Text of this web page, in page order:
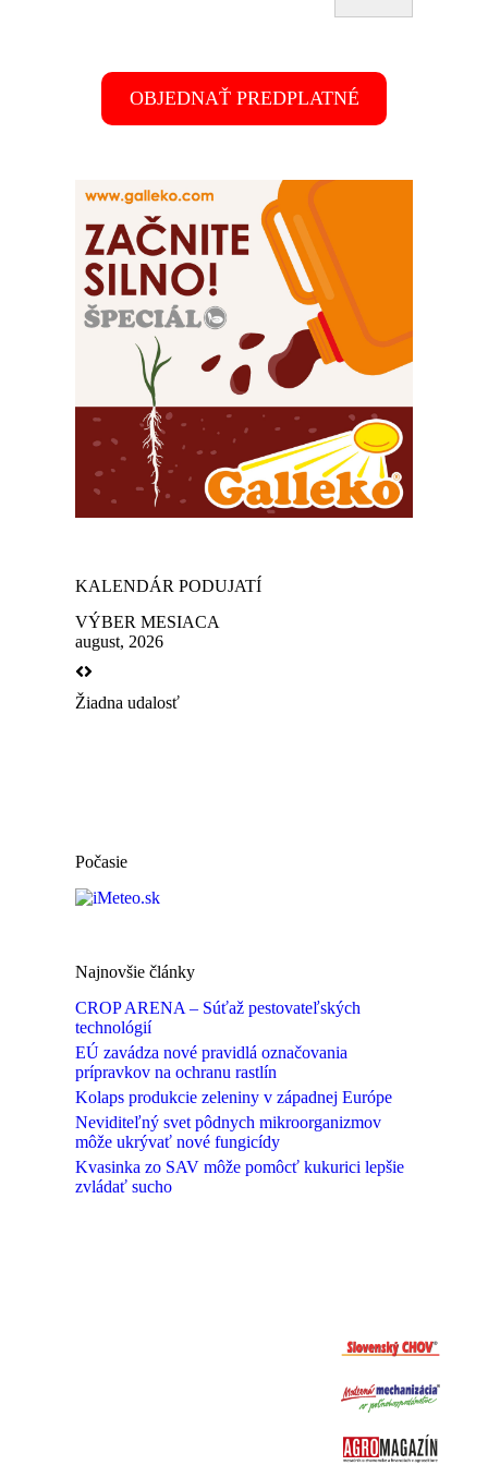
OBJEDNAŤ PREDPLATNÉ
KALENDÁR PODUJATÍ
VÝBER MESIACA
august, 2026
Žiadna udalosť
Počasie
Najnovšie články
CROP ARENA – Súťaž pestovateľských
technológií
EÚ zavádza nové pravidlá označovania
prípravkov na ochranu rastlín
Kolaps produkcie zeleniny v západnej Európe
Neviditeľný svet pôdnych mikroorganizmov
môže ukrývať nové fungicídy
Kvasinka zo SAV môže pomôcť kukurici lepšie
zvládať sucho